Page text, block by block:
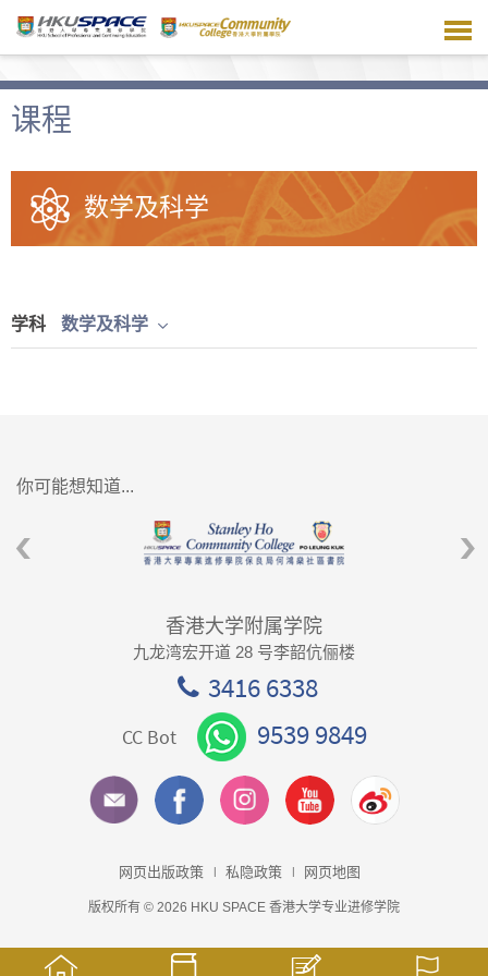
主
容课程
数学及科学
学科 数学及科学
你可能想知道...
香港大学附属学院
九龙湾宏开道 28 号李韶伉俪楼
3416 6338
CC Bot 9539 9849
网页出版政策 私隐政策 网页地图
版权所有 © 2026 HKU SPACE 香港大学专业进修学院